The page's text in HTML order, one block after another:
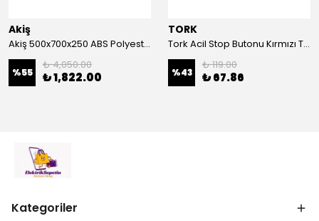
Akiş
Akiş 500x700x250 ABS Polyester Pano | Duvar Pano | Plastik Elektrik Panosu
%55
₺ 4,050.00
₺ 1,822.00
TORK
Tork Acil Stop Butonu Kırmızı TRK-A3-01ZS Acil Durum Butonu | Kırmızı Mantar Tipi NC1
%43
₺ 119.00
₺ 67.86
Kategoriler